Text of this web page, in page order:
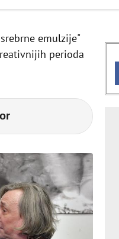
emulzije"
perioda